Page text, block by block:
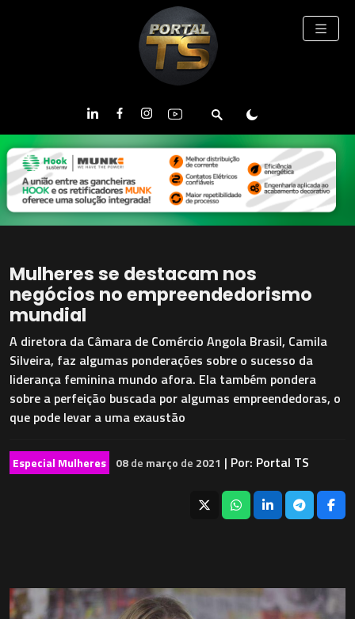
Mulheres se destacam nos
negócios no empreendedorismo
mundial
A diretora da Câmara de Comércio Angola Brasil, Camila
Silveira, faz algumas ponderações sobre o sucesso da
liderança feminina mundo afora. Ela também pondera
sobre a perfeição buscada por algumas empreendedoras, o
que pode levar a uma exaustão
Especial Mulheres 08de março de 2021 | Por: Portal TS